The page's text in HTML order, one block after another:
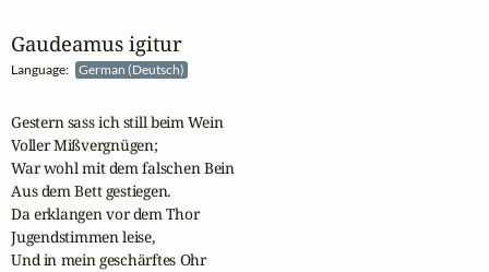
Gaudeamus igitur
Language: German (Deutsch)
Gestern sass ich still beim Wein
Voller Mißvergnügen;
War wohl mit dem falschen Bein
Aus dem Bett gestiegen.
Da erklangen vor dem Thor
Jugendstimmen leise,
Und in mein geschärftes Ohr